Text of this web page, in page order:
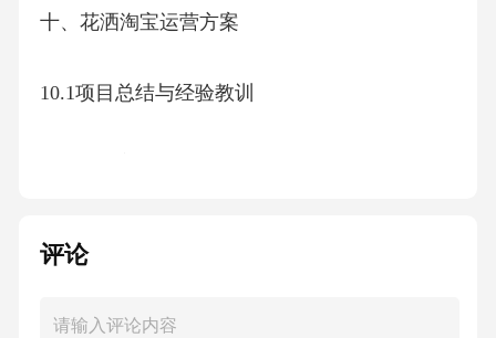
十、花洒淘宝运营方案
10.1项目总结与经验教训
评论